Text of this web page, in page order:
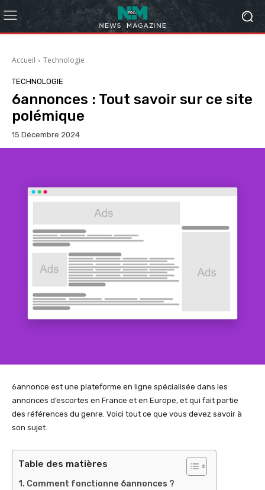
Accueil Technologie
TECHNOLOGIE
6annonces : Tout savoir sur ce site
polémique
15 Décembre 2024
6annonce est une plateforme en ligne spécialisée dans les
annonces d’escortes en France et en Europe, et qui fait partie
des références du genre. Voici tout ce que vous devez savoir à
son sujet.
Table des matières
Comment fonctionne 6annonces ?